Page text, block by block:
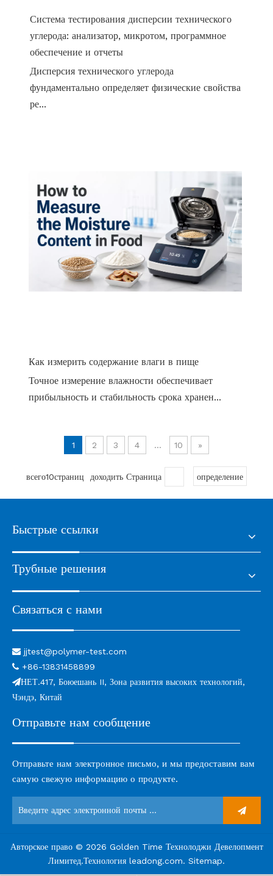
Система тестирования дисперсии технического
углерода: анализатор, микротом, программное
обеспечение и отчеты
Дисперсия технического углерода
фундаментально определяет физические свойства
ре...
Как измерить содержание влаги в пище
Точное измерение влажности обеспечивает
прибыльность и стабильность срока хранен...
1 2 3 4 ... 10 »
всего10страниц доходить Страница определение
Быстрые ссылки
Трубные решения
Связаться с нами
 jjtest@polymer-test.com
 +86-13831458899
НЕТ.417, Боюешань II, Зона развития высоких технологий,
Чэндэ, Китай
Отправьте нам сообщение
Отправьте нам электронное письмо, и мы предоставим вам
самую свежую информацию о продукте.
Авторское право © 2026 Golden Time Технолоджи Девелопмент
Лимитед.Технология leadong.com. Sitemap.